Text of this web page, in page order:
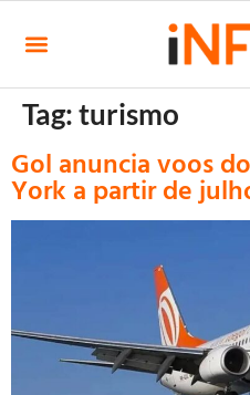
Tag:turismo
Gol anuncia voos
York a partir de